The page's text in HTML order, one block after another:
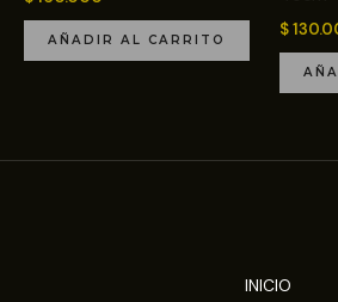
AÑADIR AL CARRITO
$
INICIO